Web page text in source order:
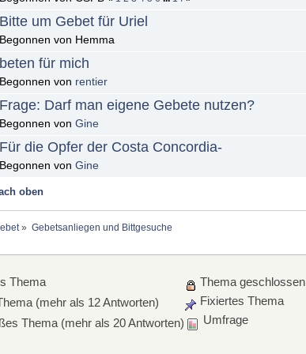
Bitte um Gebet für Uriel
Begonnen von Hemma
beten für mich
Begonnen von rentier
Frage: Darf man eigene Gebete nutzen?
Begonnen vonGine
Für die Opfer der Costa Concordia-
Begonnen vonGine
oben
» Gebetsanliegen und Bittgesuche
Thema
(mehr als 12 Antworten)
Thema (mehr als 20 Antworten)
Thema geschlossen
Fixiertes Thema
Umfrage